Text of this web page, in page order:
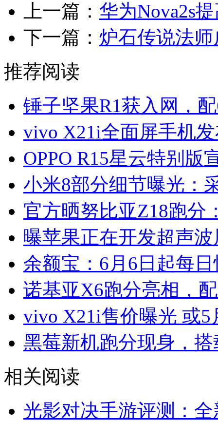
上一篇： 华为Nova2s
下一篇： 炉石传说法
推荐阅读
锤子坚果R1获入网，
vivo X21i全面屏手机
OPPO R15星云特别版
小米8部分细节曝光：
官方晒努比亚Z18跑分
曝苹果正在开发超声
余额宝：6月6日起每
诺基亚X6跑分亮相，
vivo X21i售价曝光 或5
黑莓新机跑分现身，搭
相关阅读
光影对决手游评测：